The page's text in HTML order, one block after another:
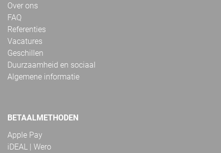
Over ons
FAQ
Referenties
Vacatures
Geschillen
Duurzaamheid en sociaal
Algemene informatie
BETAALMETHODEN
Apple Pay
iDEAL | Wero